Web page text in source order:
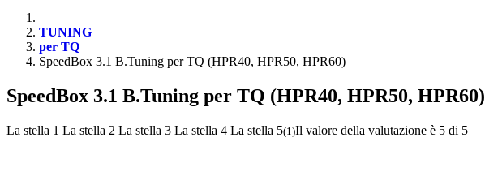
TUNING
per TQ
SpeedBox 3.1 B.Tuning per TQ (HPR40, HPR50, HPR60)
SpeedBox 3.1 B.Tuning per TQ (HPR40, HPR50, HPR60)
La stella 1 La stella 2 La stella 3 La stella 4 La stella 5(1 )Il valore della valutazione è 5 di 5